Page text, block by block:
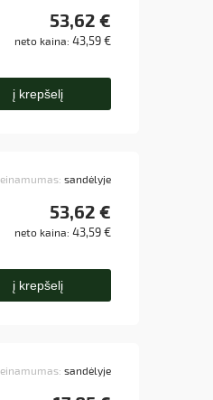
53,62 €
neto kaina: 43,59 €
į krepšelį
sandėlyje
53,62 €
neto kaina: 43,59 €
į krepšelį
sandėlyje